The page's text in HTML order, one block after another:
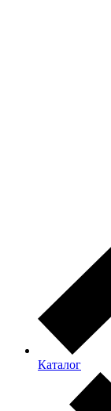
Каталог